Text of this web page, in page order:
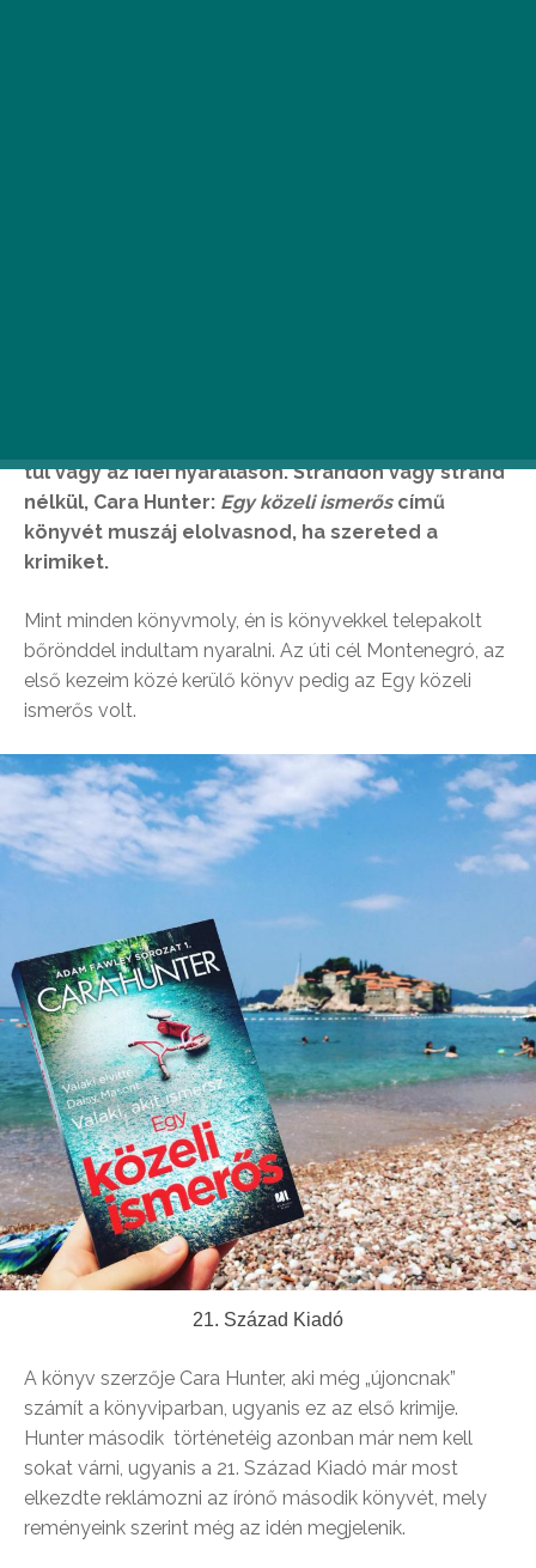
túl vagy az idei nyaraláson. Strandon vagy strand
nélkül, Cara Hunter: Egy közeli ismerőscímű
könyvét muszáj elolvasnod, ha szereted a
krimiket.
Mint minden könyvmoly, én is könyvekkel telepakolt
bőrönddel indultam nyaralni. Az úti cél Montenegró, az
első kezeim közé kerülő könyv pedig az Egy közeli
ismerős volt.
21. Század Kiadó
A könyv szerzője Cara Hunter, aki még „újoncnak”
számít a könyviparban, ugyanis ez az első krimije.
Hunter második történetéig azonban már nem kell
sokat várni, ugyanis a 21. Század Kiadó már most
elkezdte reklámozni az írónő második könyvét, mely
reményeink szerint még az idén megjelenik.